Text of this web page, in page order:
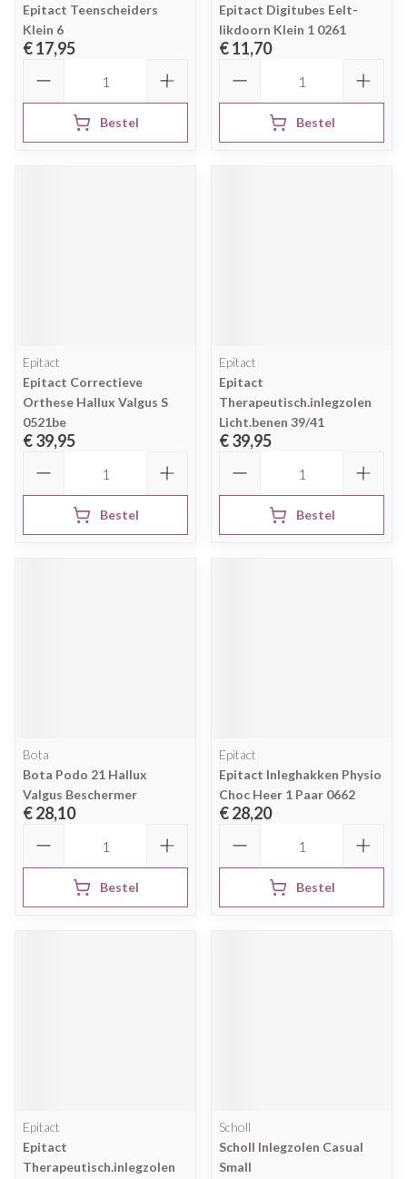
Epitact Teenscheiders
Klein 6
€ 17,95
Bestel
Epitact Digitubes Eelt-
likdoorn Klein 1 0261
€ 11,70
Bestel
Epitact
Epitact Correctieve
Orthese Hallux Valgus S
0521be
€ 39,95
Bestel
Epitact
Epitact
Therapeutisch.inlegzolen
Licht.benen 39/41
€ 39,95
Bestel
Bota
Bota Podo 21 Hallux
Valgus Beschermer
€ 28,10
Bestel
Epitact
Epitact Inleghakken Physio
Choc Heer 1 Paar 0662
€ 28,20
Bestel
Epitact
Epitact
Therapeutisch.inlegzolen
Scholl
Scholl Inlegzolen Casual
Small